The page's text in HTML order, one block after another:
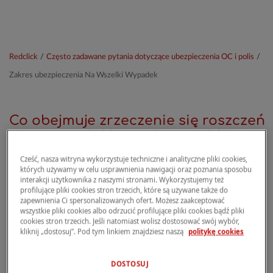
Redclick / Często zadawane pytania dotyczące ubezpieczenia OC i polis /
Zakres ubezpieczenia Na Wszelki Wypadek
Co obejmuje zrzeczenie się roszczeń
regresowych i inne nieprzewidziane
Ubezpieczenie Na wszelki wypadek obejmuje
koszty dorobienia kluczy lub pilotów
automatycznych w przypadku ich zgubienia,
uszkodzenia lub kradzieży, gdy są one
Cześć, nasza witryna wykorzystuje techniczne i analityczne pliki cookies,
których używamy w celu usprawnienia nawigacji oraz poznania sposobu
interakcji użytkownika z naszymi stronami. Wykorzystujemy też
profilujące pliki cookies stron trzecich, które są używane także do
zapewnienia Ci spersonalizowanych ofert. Możesz zaakceptować
wszystkie pliki cookies albo odrzucić profilujące pliki cookies bądź pliki
cookies stron trzecich. Jeśli natomiast wolisz dostosować swój wybór,
kliknij „dostosuj”. Pod tym linkiem znajdziesz naszą politykę cookies
DOSTOSUJ